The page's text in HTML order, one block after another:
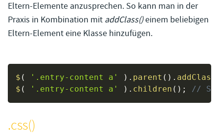
Eltern-Elemente anzusprechen. So kann man in der
Praxis in Kombination mit addClass()einem beliebigen
Eltern-Element eine Klasse hinzufügen.
$ ( '.entry-content a' ) . parent ( ) . addClass
$ ( '.entry-content a' ) . children ( ) ; //
.css()